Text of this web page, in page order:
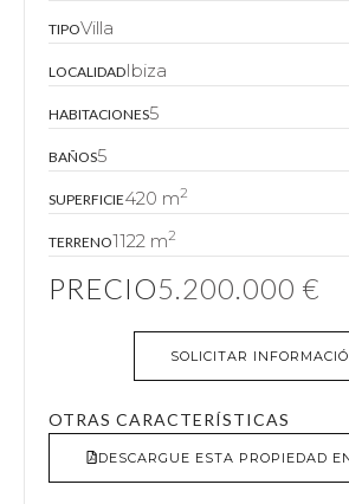
TIPOVilla
LOCALIDADIbiza
HABITACIONES5
BAÑOS5
SUPERFICIE420 m2
TERRENO1122 m2
PRECIO5.200.000 €
SOLICITAR
OTRAS CARACTERÍSTICAS
DESCARGUE ESTA PROPIEDAD